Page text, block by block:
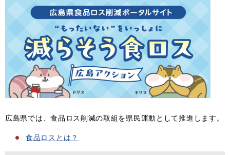
広島県では、食品ロス削減の取組を県民運動として推進します。
食品ロスとは？